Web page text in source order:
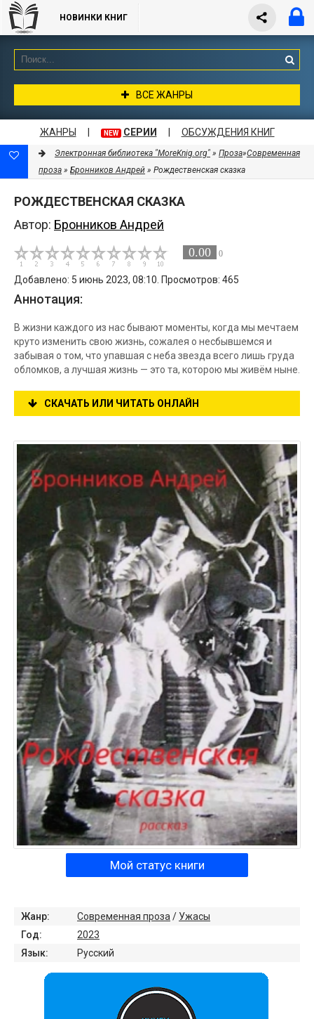
НОВИНКИ КНИГ
ВСЕ ЖАНРЫ
ЖАНРЫ NEW СЕРИИ ОБСУЖДЕНИЯ КНИГ
Электронная библиотека "MoreKnig.org" » Проза»Современная
проза » Бронников Андрей » Рождественская сказка
РОЖДЕСТВЕНСКАЯ СКАЗКА
Автор: Бронников Андрей
0.00 0
Добавлено: 5 июнь 2023, 08:10. Просмотров: 465
Аннотация:
В жизни каждого из нас бывают моменты, когда мы мечтаем
круто изменить свою жизнь, сожалея о несбывшемся и
забывая о том, что упавшая с неба звезда всего лишь груда
обломков, а лучшая жизнь — это та, которою мы живём ныне.
СКАЧАТЬ ИЛИ ЧИТАТЬ ОНЛАЙН
Мой статус книги
Жанр: Современная проза / Ужасы
Год:
2023
Язык:
Русский